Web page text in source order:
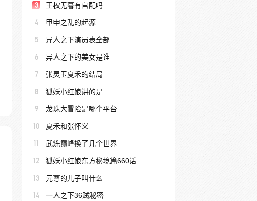
3 王权无暮有官配吗
4 甲申之乱的起源
5 异人之下演员表全部
6 异人之下的美女是谁
7 张灵玉夏禾的结局
8 狐妖小红娘讲的是
9 龙珠大冒险是哪个平台
10 夏禾和张怀义
11 武炼巅峰换了几个世界
12 狐妖小红娘东方秘境篇660话
13 元尊的儿子叫什么
14 一人之下36贼秘密